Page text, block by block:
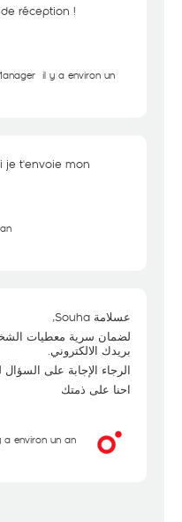
réception !
il y a environ un
je t'envoie mon
عسلامة Souha,
بريدك الالكتروني.
الرجاء الإجابة على
احنا على ذمتك
a environ un an